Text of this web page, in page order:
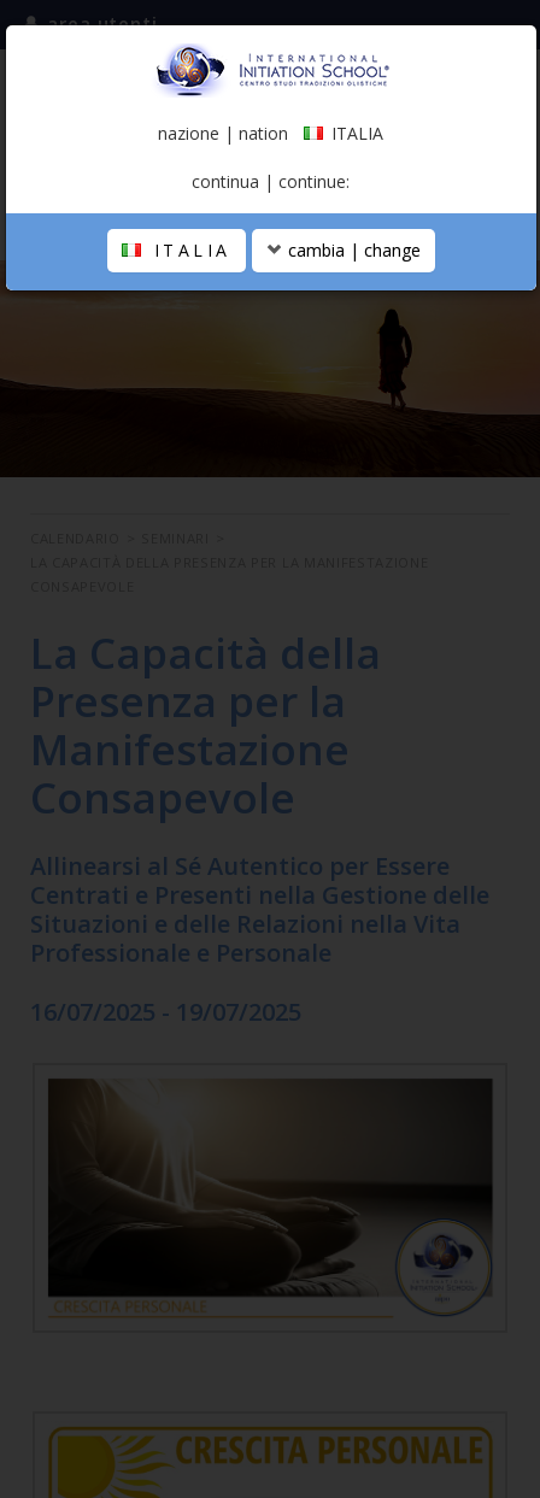
iscriviti alla mailing list
(italiano)
area utenti
LA SCUOLA
La Capacità della
Presenza per la
Manifestazione
Consapevole
Allinearsi al Sé Autentico per Essere
Centrati e Presenti nella Gestione delle
Situazioni e delle Relazioni nella Vita
Professionale e Personale
16/07/2025 - 19/07/2025
nazione | nation ITALIA
continua | continue:
ITALIA cambia | change